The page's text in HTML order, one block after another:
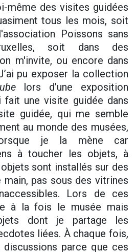
même des visites guidées
tous les mois, soit
Poissons sans
soit dans des
m'invite, ou encore dans
pu exposer la collection
lors d’une exposition
fait une visite guidée dans
guidée, qui me semble
au monde des musées,
je la mène car
à toucher les objets, à
sont installés sur des
pas sous des vitrines
Lors de ces
à la fois le musée mais
dont je partage les
liées. À chaque fois,
discussions parce que ces